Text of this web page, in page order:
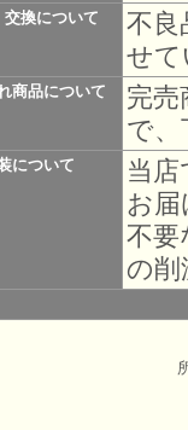
交換について
不良
せ
商品について
完
で、
について
当
お
不要
の